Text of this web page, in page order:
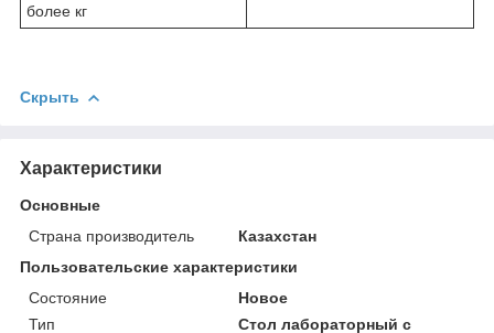
более кг
Скрыть
Характеристики
Основные
Страна производитель
Казахстан
Пользовательские характеристики
Состояние
Новое
Тип
Стол лабораторный с